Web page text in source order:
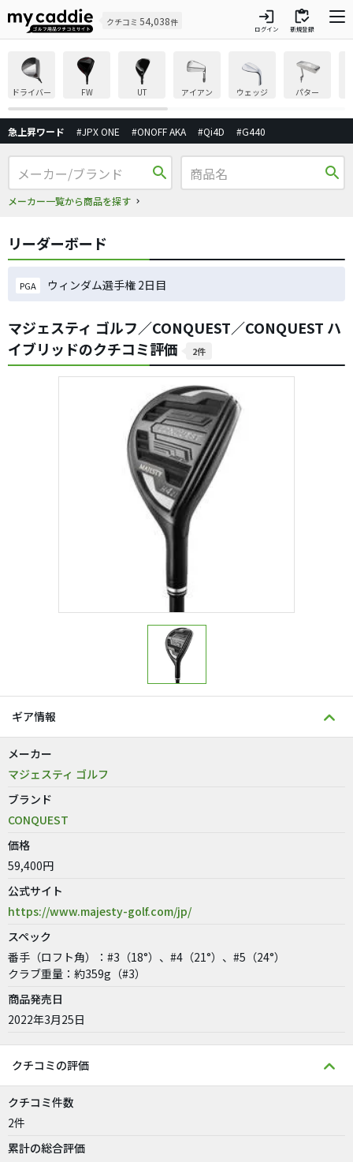
クチコミ 54,038件 login
ログイン
inventory
新規登録
ドライバー FW UT アイアン ウェッジ パター
急上昇ワード #JPX ONE #ONOFF AKA #Qi4D #G440
search
メーカー一覧から商品を探す
search
リーダーボード
PGA ウィンダム選手権 2日目
マジェスティ ゴルフ／CONQUEST／CONQUEST ハ
イブリッドのクチコミ評価
2件
ギア情報
メーカー
マジェスティ ゴルフ
ブランド
CONQUEST
価格
59,400円
公式サイト
https://www.majesty-golf.com/jp/
スペック
番手（ロフト角）：#3（18°）、#4（21°）、#5（24°）
クラブ重量：約359g（#3）
商品発売日
2022年3月25日
クチコミの評価
クチコミ件数
2件
累計の総合評価